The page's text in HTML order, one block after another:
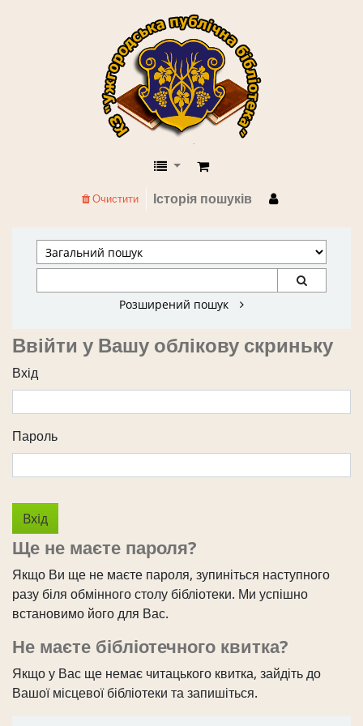
КЗ "Ужгородська публічна
Історія пошуків
Очистити
Розширений пошук
Ввійти у Вашу облікову скриньку
Вхід
Пароль
Ще не маєте пароля?
Якщо Ви ще не маєте пароля, зупиніться наступного
разу біля обмінного столу бібліотеки. Ми успішно
встановимо його для Вас.
Не маєте бібліотечного квитка?
Якщо у Вас ще немає читацького квитка, зайдіть до
Вашої місцевої бібліотеки та запишіться.